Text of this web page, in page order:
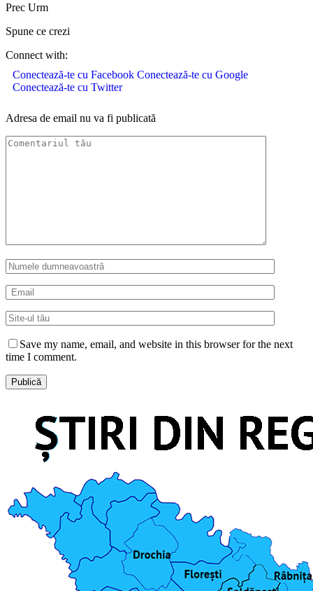
Prec Urm
Spune ce crezi
Connect with:
Conectează-te cu Facebook Conectează-te cu Google
Conectează-te cu Twitter
Adresa de email nu va fi publicată
Save my name, email, and website in this browser for the next
time I comment.